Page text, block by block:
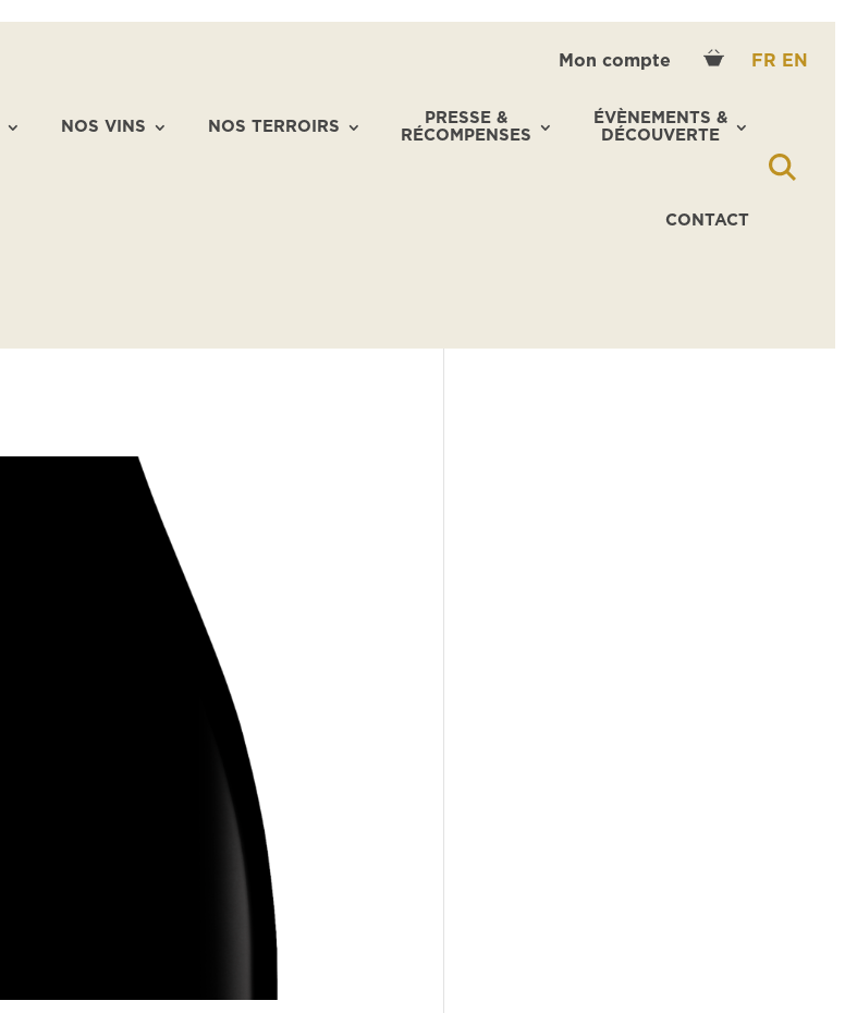
Mon compte FR EN
NOS VINS NOS TERROIRS
PRESSE &
RÉCOMPENSES
ÉVÈNEMENTS &
DÉCOUVERTE
CONTACT